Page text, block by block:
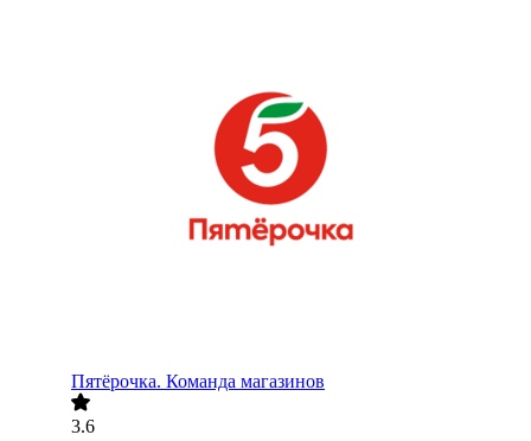
Пятёрочка. Команда магазинов
3.6